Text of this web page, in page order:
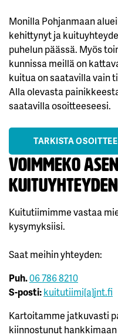
Monilla Pohjanmaan
kehittynyt ja
puhelun päässä. Myös
kunnissa meillä on
kuitua on saatavilla vain
Alla olevasta
saatavilla osoitteeseesi.
TARKISTA
Voimmeko
Kuitutiimimme vastaa
kysymyksiisi.
Saat meihin yhteyden:
Puh.06 786 8210
S-posti:kuitutiimi[a]jnt.fi
Kartoitamme jatkuvasti
kiinnostunut